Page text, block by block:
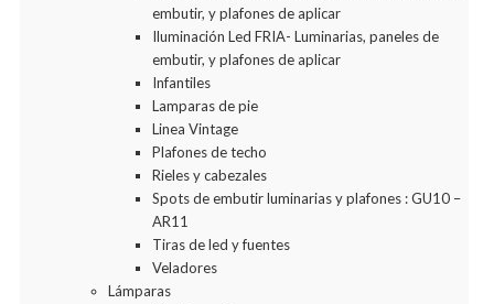
embutir, y plafones de aplicar
Iluminación Led FRIA- Luminarias, paneles de
embutir, y plafones de aplicar
Infantiles
Lamparas de pie
Linea Vintage
Plafones de techo
Rieles y cabezales
Spots de embutir luminarias y plafones : GU10 –
AR11
Tiras de led y fuentes
Veladores
Lámparas